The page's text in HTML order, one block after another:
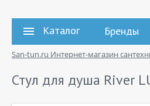
Каталог Бренды
San-tun.ru Интернет-магазин
Стул для душа River